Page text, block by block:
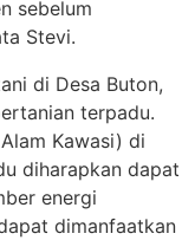
sebelum
Stevi.
di Desa Buton,
terpadu.
Kawasi) di
diharapkan dapat
energi
dimanfaatkan